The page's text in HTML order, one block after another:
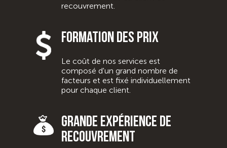
recouvrement.
formation des prix
Le coût de nos services est
composé d'un grand nombre de
facteurs et est fixé individuellement
pour chaque client.
grande expérience de
RECOUVREMENT